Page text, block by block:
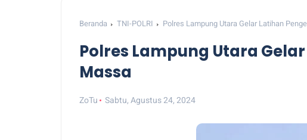
Beranda TNI-POLRI Polres Lampung Utara Gelar Latihan
Polres Lampung Utara
Massa
ZoTu Sabtu, Agustus 24, 2024